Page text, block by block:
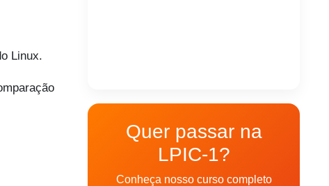
Linux.
Quer passar na
LPIC-1?
Conheça nosso curso completo